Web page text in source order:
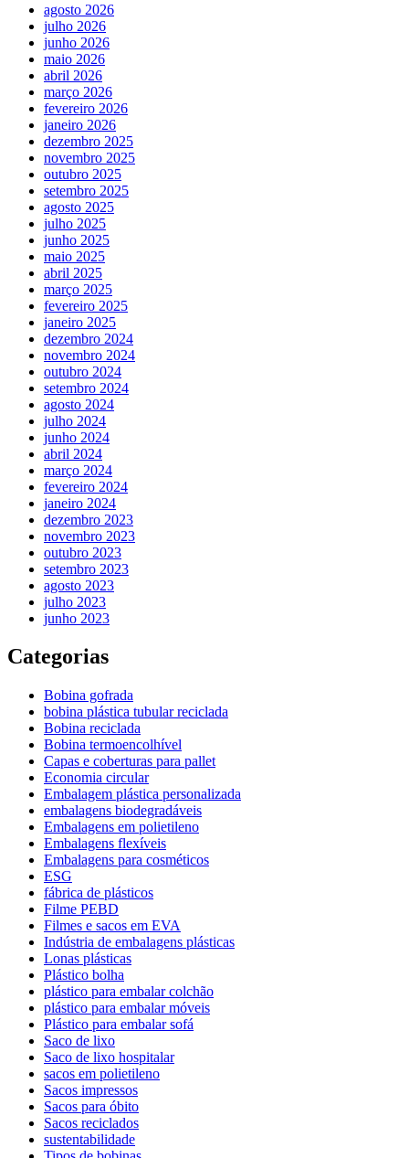
agosto 2026
julho 2026
junho 2026
maio 2026
abril 2026
março 2026
fevereiro 2026
janeiro 2026
dezembro 2025
novembro 2025
outubro 2025
setembro 2025
agosto 2025
julho 2025
junho 2025
maio 2025
abril 2025
março 2025
fevereiro 2025
janeiro 2025
dezembro 2024
novembro 2024
outubro 2024
setembro 2024
agosto 2024
julho 2024
junho 2024
abril 2024
março 2024
fevereiro 2024
janeiro 2024
dezembro 2023
novembro 2023
outubro 2023
setembro 2023
agosto 2023
julho 2023
junho 2023
Categorias
Bobina gofrada
bobina plástica tubular reciclada
Bobina reciclada
Bobina termoencolhível
Capas e coberturas para pallet
Economia circular
Embalagem plástica personalizada
embalagens biodegradáveis
Embalagens em polietileno
Embalagens flexíveis
Embalagens para cosméticos
ESG
fábrica de plásticos
Filme PEBD
Filmes e sacos em EVA
Indústria de embalagens plásticas
Lonas plásticas
Plástico bolha
plástico para embalar colchão
plástico para embalar móveis
Plástico para embalar sofá
Saco de lixo
Saco de lixo hospitalar
sacos em polietileno
Sacos impressos
Sacos para óbito
Sacos reciclados
sustentabilidade